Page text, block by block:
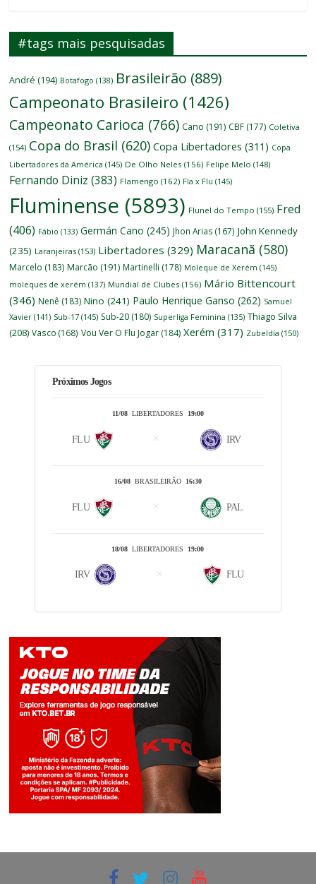
#tags mais pesquisadas
André (194) Botafogo (138) Brasileirão (889)
Campeonato Brasileiro (1426)
Campeonato Carioca (766) Cano (191) CBF (177) Coletiva
(154) Copa do Brasil (620) Copa Libertadores (311) Copa
Libertadores da América (145) De Olho Neles (156) Felipe Melo (148)
Fernando Diniz (383) Flamengo (162) Fla x Flu (145)
Fluminense (5893) Flunel do Tempo (155) Fred
(406) Fábio (133) Germán Cano (245) Jhon Arias (167) John Kennedy
(235) Laranjeiras (153) Libertadores (329) Maracanã (580)
Marcelo (183) Marcão (191) Martinelli (178) Moleque de Xerém (145)
moleques de xerém (137) Mundial de Clubes (156) Mário Bittencourt
(346) Nenê (183) Nino (241) Paulo Henrique Ganso (262) Samuel
Xavier (141) Sub-17 (145) Sub-20 (180) Superliga Feminina (135) Thiago Silva
(208) Vasco (168) Vou Ver O Flu Jogar (184) Xerém (317) Zubeldía (150)
Próximos Jogos
11/08LIBERTADORES 19:00
FLU IRV
16/08BRASILEIRÃO 16:30
FLU PAL
18/08 LIBERTADORES 19:00
IRV FLU